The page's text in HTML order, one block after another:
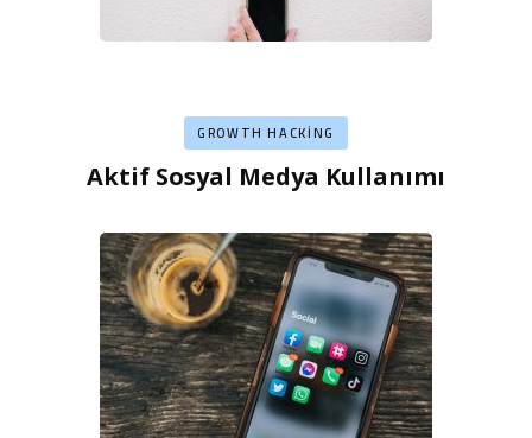
GROWTH HACKING
Aktif Sosyal Medya Kullanımı